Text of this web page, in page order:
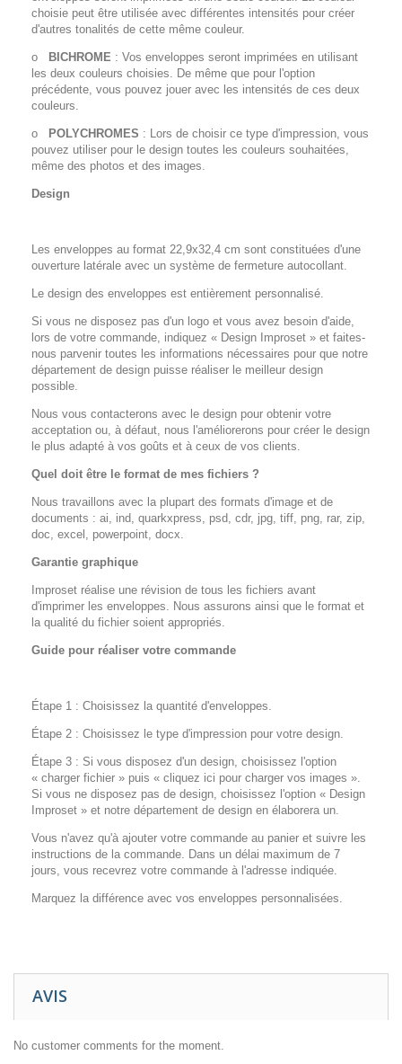
choisie peut être utilisée avec différentes intensités pour créer
d'autres tonalités de cette même couleur.
o BICHROME : Vos enveloppes seront imprimées en utilisant
les deux couleurs choisies. De même que pour l'option
précédente, vous pouvez jouer avec les intensités de ces deux
couleurs.
o POLYCHROMES : Lors de choisir ce type d'impression, vous
pouvez utiliser pour le design toutes les couleurs souhaitées,
même des photos et des images.
Design
Les enveloppes au format 22,9x32,4 cm sont constituées d'une
ouverture latérale avec un système de fermeture autocollant.
Le design des enveloppes est entièrement personnalisé.
Si vous ne disposez pas d'un logo et vous avez besoin d'aide,
lors de votre commande, indiquez « Design Improset » et faites-
nous parvenir toutes les informations nécessaires pour que notre
département de design puisse réaliser le meilleur design
possible.
Nous vous contacterons avec le design pour obtenir votre
acceptation ou, à défaut, nous l'améliorerons pour créer le design
le plus adapté à vos goûts et à ceux de vos clients.
Quel doit être le format de mes fichiers ?
Nous travaillons avec la plupart des formats d'image et de
documents : ai, ind, quarkxpress, psd, cdr, jpg, tiff, png, rar, zip,
doc, excel, powerpoint, docx.
Garantie graphique
Improset réalise une révision de tous les fichiers avant
d'imprimer les enveloppes. Nous assurons ainsi que le format et
la qualité du fichier soient appropriés.
Guide pour réaliser votre commande
Étape 1 : Choisissez la quantité d'enveloppes.
Étape 2 : Choisissez le type d'impression pour votre design.
Étape 3 : Si vous disposez d'un design, choisissez l'option
« charger fichier » puis « cliquez ici pour charger vos images ».
Si vous ne disposez pas de design, choisissez l'option « Design
Improset » et notre département de design en élaborera un.
Vous n'avez qu'à ajouter votre commande au panier et suivre les
instructions de la commande. Dans un délai maximum de 7
jours, vous recevrez votre commande à l'adresse indiquée.
Marquez la différence avec vos enveloppes personnalisées.
AVIS
No customer comments for the moment.